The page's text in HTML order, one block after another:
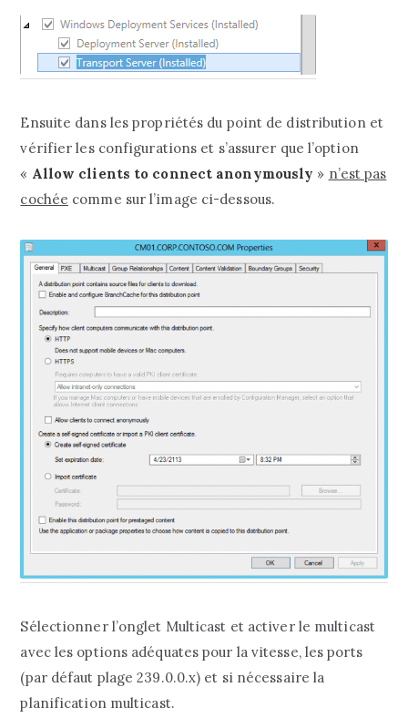
Ensuite dans les propriétés du point de distribution et
vérifier les configurations et s’assurer que l’option
« Allow clients to connect anonymously » n’est pas
cochée comme sur l’image ci-dessous.
Sélectionner l’onglet Multicast et activer le multicast
avec les options adéquates pour la vitesse, les ports
(par défaut plage 239.0.0.x) et si nécessaire la
planification multicast.